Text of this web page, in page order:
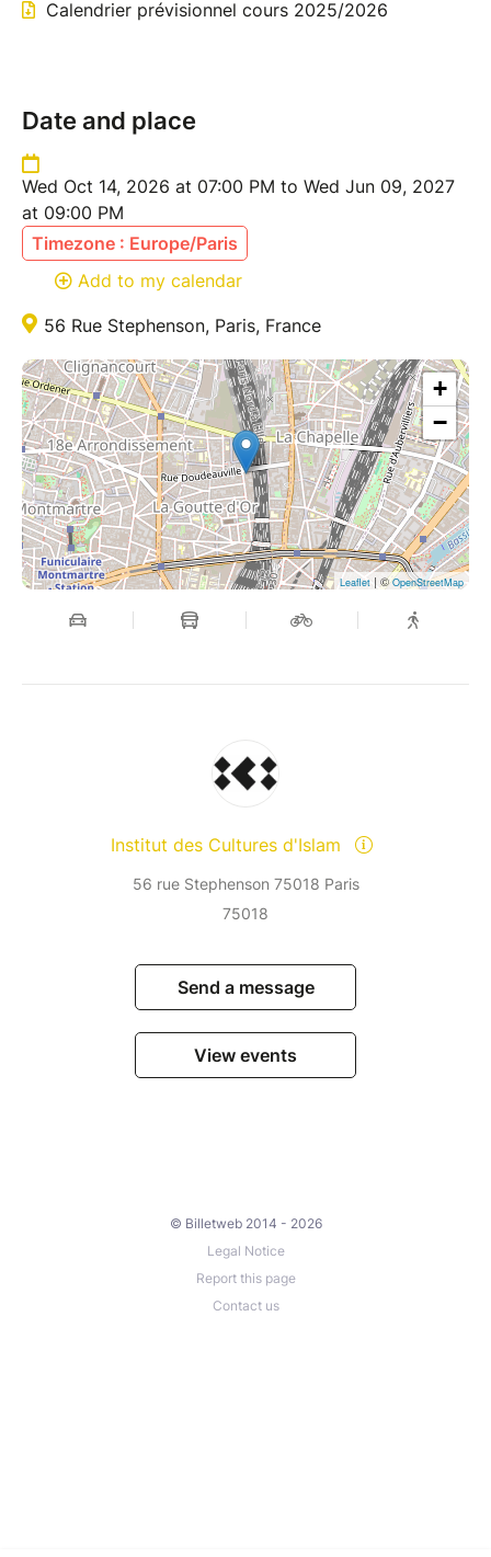
Calendrier prévisionnel cours 2025/2026
Date and place
Wed Oct 14, 2026 at 07:00 PM to Wed Jun 09, 2027
at 09:00 PM
Timezone : Europe/Paris
Add to my calendar
56 Rue Stephenson, Paris, France
+
−
Leaflet | ©OpenStreetMap
Institut des Cultures d'Islam
56 rue Stephenson 75018 Paris
75018
Send a message
View events
© Billetweb 2014 - 2026
Legal Notice
Report this page
Contact us